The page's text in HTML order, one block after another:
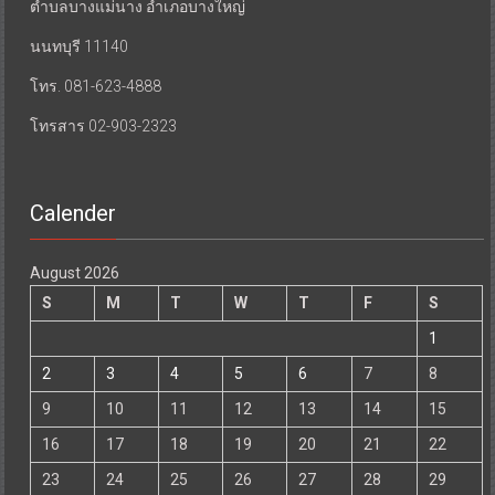
ตำบลบางแม่นาง อำเภอบางใหญ่
นนทบุรี 11140
โทร. 081-623-4888
โทรสาร 02-903-2323
Calender
August 2026
S
M T W T F
S
1
2
3 4 5 6 7
8
9
10 11 12 13 14
15
16
17 18 19 20 21
22
23
24 25 26 27 28 29